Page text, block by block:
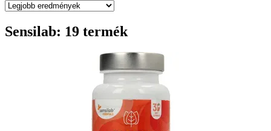
Sensilab: 19 termék